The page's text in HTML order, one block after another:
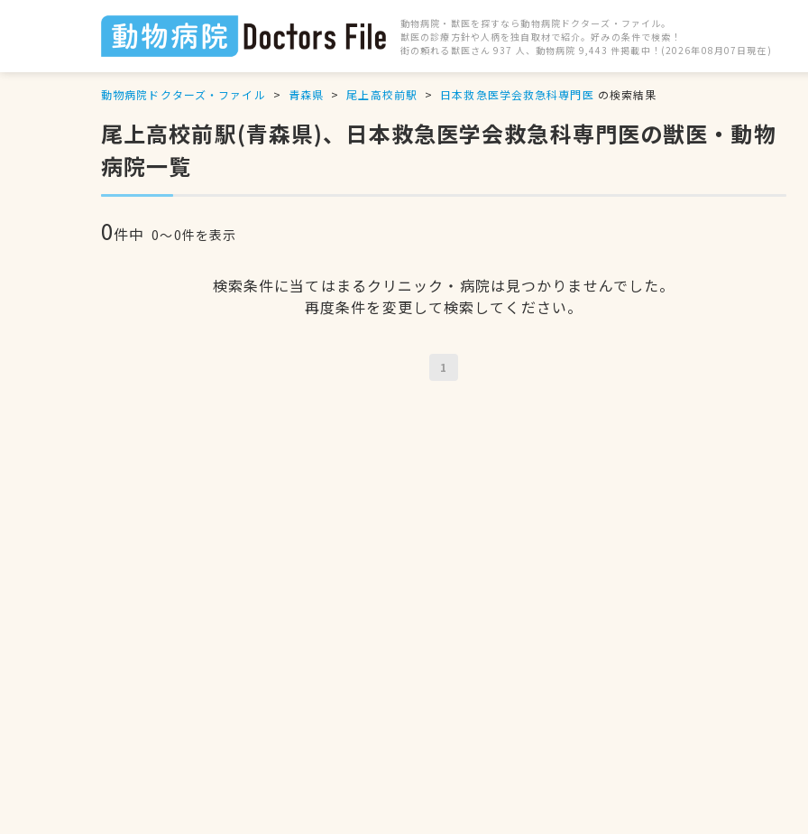
動物病院・獣医を探すなら動物病院ドクターズ・ファイル。
獣医の診療方針や人柄を独自取材で紹介。好みの条件で検索！
街の頼れる獣医さん 937 人、動物病院 9,443 件掲載中！(2026年08月07日現在)
動物病院ドクターズ・ファイル 青森県 尾上高校前駅 日本救急医学会救急科専門医 の検索結果
尾上高校前駅(青森県)、日本救急医学会救急科専門医の獣医・動物
病院一覧
0件中 0〜0件を表示
検索条件に当てはまるクリニック・病院は見つかりませんでした。
再度条件を変更して検索してください。
1